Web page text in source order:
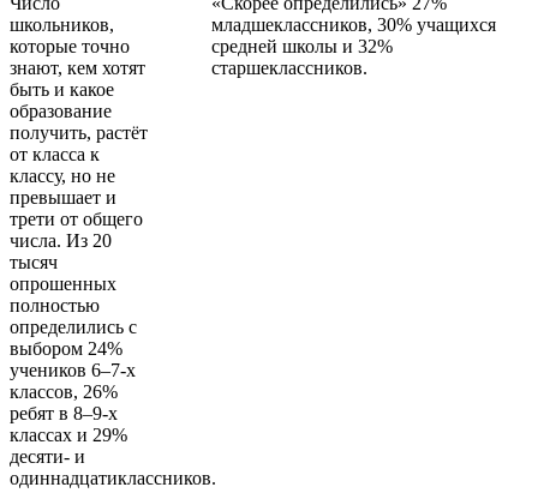
школьников,
которые точно
знают, кем хотят
быть и какое
образование
получить, растёт
от класса к
классу, но не
превышает и
трети от общего
числа. Из 20
тысяч
опрошенных
полностью
определились с
выбором 24%
учеников 6–7-х
классов, 26%
ребят в 8–9-х
классах и 29%
десяти- и
одиннадцатиклассников.
младшеклассников, 30% учащихся
средней школы и 32%
старшеклассников.